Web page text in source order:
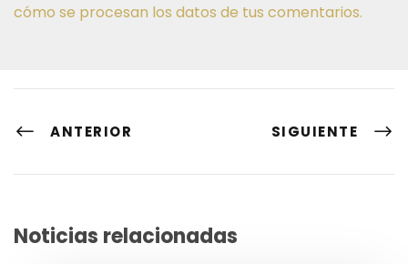
cómo se procesan los datos de tus comentarios.
ANTERIOR SIGUIENTE
Noticias relacionadas